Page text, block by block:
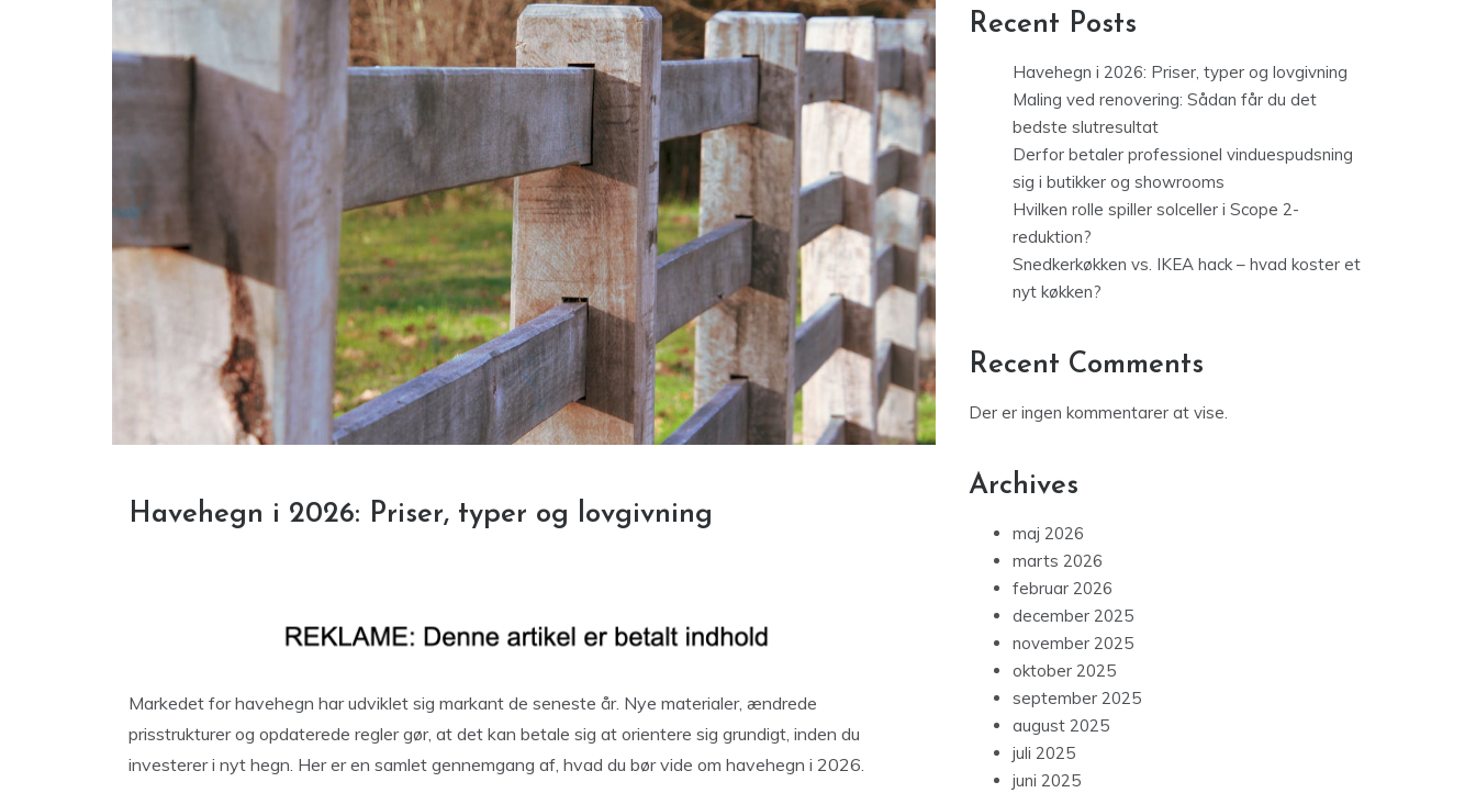
Havehegn i 2026: Priser, typer og lovgivning
Markedet for havehegn har udviklet sig markant de seneste år. Nye materialer, ændrede
prisstrukturer og opdaterede regler gør, at det kan betale sig at orientere sig grundigt, inden du
investerer i nyt hegn. Her er en samlet gennemgang af, hvad du bør vide om havehegn i 2026.
Recent Posts
Havehegn i 2026: Priser, typer og lovgivning
Maling ved renovering: Sådan får du det
bedste slutresultat
Derfor betaler professionel vinduespudsning
sig i butikker og showrooms
Hvilken rolle spiller solceller i Scope 2-
reduktion?
Snedkerkøkken vs. IKEA hack – hvad koster et
nyt køkken?
Recent Comments
Der er ingen kommentarer at vise.
Archives
maj 2026
marts 2026
februar 2026
december 2025
november 2025
oktober 2025
september 2025
august 2025
juli 2025
juni 2025